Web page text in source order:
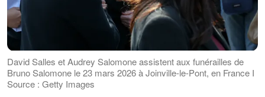
David Salles et Audrey Salomone assistent aux funérailles de
Bruno Salomone le 23 mars 2026 à Joinville-le-Pont, en France I
Source : Getty Images